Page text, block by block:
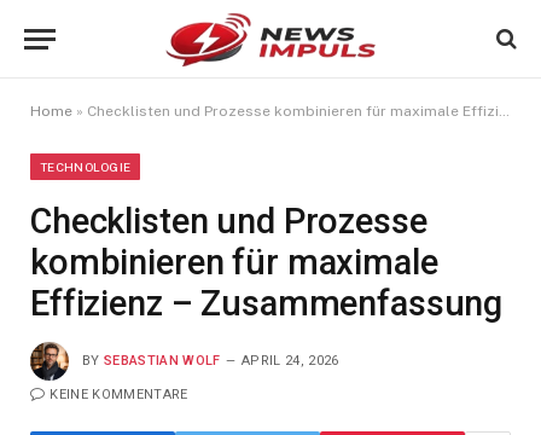
Home » Checklisten und Prozesse kombinieren für maximale Effizienz – Zusammenfassung
TECHNOLOGIE
Checklisten und Prozesse
kombinieren für maximale
Effizienz – Zusammenfassung
BY SEBASTIAN WOLF APRIL 24, 2026
KEINE KOMMENTARE